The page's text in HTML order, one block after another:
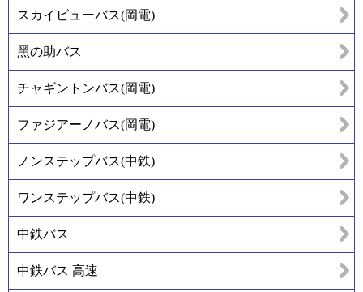
スカイビューバス(岡電)
黑の助バス
チャギントンバス(岡電)
ファジアーノバス(岡電)
ノンステップバス(中鉄)
ワンステップバス(中鉄)
中鉄バス
中鉄バス 高速